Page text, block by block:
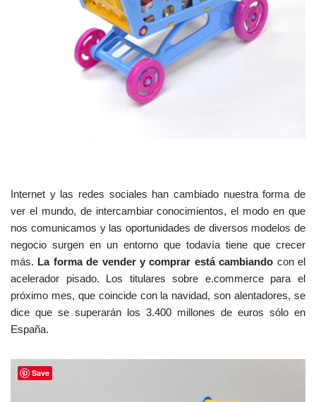
S
i
b
u
s
c
a
s
l
s
m
Internet y las redes sociales han cambiado nuestra forma de
ver el mundo, de intercambiar conocimientos, el modo en que
nos comunicamos y las oportunidades de diversos modelos de
negocio surgen en un entorno que todavía tiene que crecer
más. La forma de vender y comprar está cambiando con el
acelerador pisado. Los titulares sobre e.commerce para el
próximo mes, que coincide con la navidad, son alentadores, se
dice que se superarán los 3.400 millones de euros sólo en
España.
Save